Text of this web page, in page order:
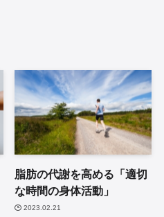
脂肪の代謝を高める「適切
な時間の身体活動」
2023.02.21